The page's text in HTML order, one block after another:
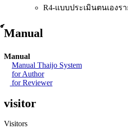
R4-แบบประเมินตนเองร
์Manual
Manual
Manual Thaijo System
for Author
for Reviewer
visitor
Visitors